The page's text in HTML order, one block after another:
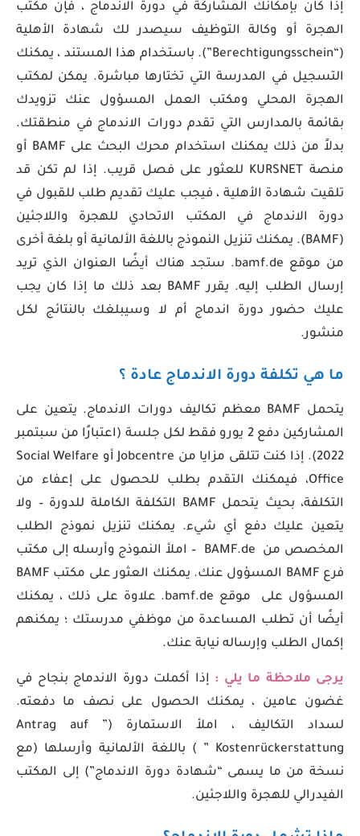
إذا كان بإمكانك المشاركة في دورة الاندماج ، فإن مكتب
الهجرة أو وكالة التوظيف سيصدر لك شهادة الأهلية
(“Berechtigungsschein”). باستخدام هذا المستند ، يمكنك
التسجيل في المدرسة التي تختارها مباشرة. يمكن لمكتب
الهجرة المحلي ومكتب العمل المسؤول عنك تزويدك
بقائمة بالمدارس التي تقدم دورات الاندماج في منطقتك.
بدلاً من ذلك يمكنك استخدام محرك البحث على BAMF أو
منصة KURSNET للعثور على فصل قريب. إذا لم تكن قد
تلقيت شهادة الأهلية ، فيجب عليك تقديم طلب للقبول في
دورة الاندماج في المكتب الاتحادي للهجرة واللاجئين
(BAMF). يمكنك تنزيل النموذج باللغة الألمانية أو بلغة أخرى
من موقع bamf.de. ستجد هناك أيضًا العنوان الذي تريد
إرسال الطلب إليه. يقرر BAMF بعد ذلك ما إذا كان يجب
عليك حضور دورة اندماج أم لا وسيبلغك بالنتائج لكل
منشور.
ما هي تكلفة دورة الاندماج عادة ؟
يتحمل BAMF معظم تكاليف دورات الاندماج. يتعين على
المشاركين دفع 2 يورو فقط لكل جلسة (اعتبارًا من سبتمبر
2022). إذا كنت تتلقى مزايا من Jobcentre أو Social Welfare
Office، فيمكنك التقدم بطلب للحصول على إعفاء من
التكلفة، بحيث يتحمل BAMF التكلفة الكاملة للدورة – ولا
يتعين عليك دفع أي شيء. يمكنك تنزيل نموذج الطلب
المخصص من BAMF.de – املأ النموذج وأرسله إلى مكتب
فرع BAMF المسؤول عنك. يمكنك العثور على مكتب BAMF
المسؤول على موقع bamf.de. علاوة على ذلك ، يمكنك
أيضًا أن تطلب المساعدة من موظفي مدرستك ؛ يمكنهم
إكمال الطلب وإرساله نيابة عنك.
يرجى ملاحظة ما يلي : إذا أكملت دورة الاندماج بنجاح في
غضون عامين ، يمكنك الحصول على نصف ما دفعته.
لسداد التكاليف ، املأ الاستمارة (” Antrag auf
Kostenrückerstattung ” ) باللغة الألمانية وأرسلها (مع
نسخة من ما يسمى “شهادة دورة الاندماج”) إلى المكتب
الفيدرالي للهجرة واللاجئين.